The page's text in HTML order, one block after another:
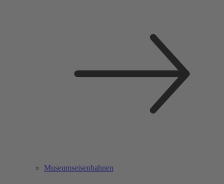
Museumseisenbahnen